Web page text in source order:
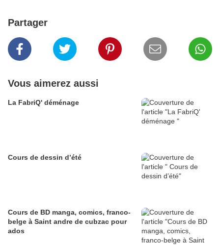
Partager
Vous aimerez aussi
La FabriQ' déménage
Cours de dessin d’été
Cours de BD manga, comics, franco-
belge à Saint andre de cubzac pour
ados